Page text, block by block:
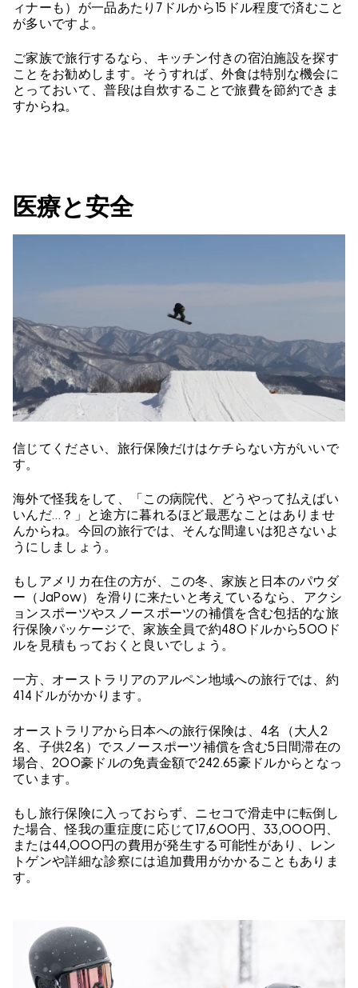
ィナーも）が一品あたり7ドルから15ドル程度で済むこと
が多いですよ。
ご家族で旅行するなら、キッチン付きの宿泊施設を探す
ことをお勧めします。そうすれば、外食は特別な機会に
とっておいて、普段は自炊することで旅費を節約できま
すからね。
医療と安全
信じてください、旅行保険だけはケチらない方がいいで
す。
海外で怪我をして、「この病院代、どうやって払えばい
いんだ…？」と途方に暮れるほど最悪なことはありませ
んからね。今回の旅行では、そんな間違いは犯さないよ
うにしましょう。
もしアメリカ在住の方が、この冬、家族と日本のパウダ
ー（JaPow）を滑りに来たいと考えているなら、アクシ
ョンスポーツやスノースポーツの補償を含む包括的な旅
行保険パッケージで、家族全員で約480ドルから500ド
ルを見積もっておくと良いでしょう。
一方、オーストラリアのアルペン地域への旅行では、約
414ドルがかかります。
オーストラリアから日本への旅行保険は、4名（大人2
名、子供2名）でスノースポーツ補償を含む5日間滞在の
場合、200豪ドルの免責金額で242.65豪ドルからとなっ
ています。
もし旅行保険に入っておらず、ニセコで滑走中に転倒し
た場合、怪我の重症度に応じて17,600円、33,000円、
または44,000円の費用が発生する可能性があり、レン
トゲンや詳細な診察には追加費用がかかることもありま
す。